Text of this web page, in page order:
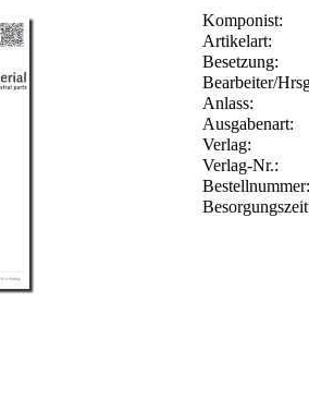
Komponist:
Artikelart:
Besetzung:
Bearbeiter/
Anlass:
Ausgabenart:
Verlag:
Verlag-Nr.: